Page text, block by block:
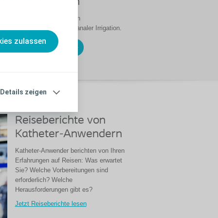
zulassen
Details zeigen
die korrekte Anwendung von
und die Durchführung von analer Irrigation.
Reiseberichte von
Katheter-Anwendern
Katheter-Anwender berichten von Ihren
Erfahrungen auf Reisen: Was erwartet
Sie? Welche Vorbereitungen sind
erforderlich? Welche
Herausforderungen gibt es?
Jetzt Reiseberichte lesen